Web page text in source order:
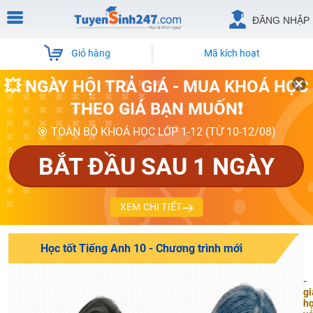
ĐĂNG NHẬP
Giỏ hàng Mã kích hoạt
💥 NGÀY HỘI TRẢ GIÁ - MUA KHOÁ HỌC
THEO GIÁ BẠN MUỐN❗
🎯 TOÀN BỘ KHOÁ HỌC LỚP 1-12 (TỪ 10-12/08)
BẮT ĐẦU SAU 1 NGÀY
XEM CHI TIẾT
Học tốt Tiếng Anh 10 - Chương trình mới
-